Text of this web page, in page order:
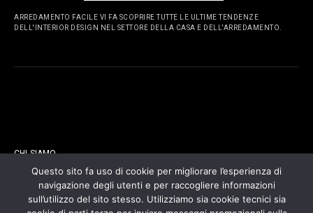
ARREDAMENTO FACILE VI FA SCOPRIRE TUTTE LE ULTIME TENDENZE
DELL'INTERIOR DESIGN NEL SETTORE DELLA CASA E DELL'ARREDAMENTO.
CHI SIAMO
CONTATTI
Questo sito fa uso di cookie per migliorare l’esperienza di
navigazione degli utenti e per raccogliere informazioni
sull’utilizzo del sito stesso. Utilizziamo sia cookie tecnici sia